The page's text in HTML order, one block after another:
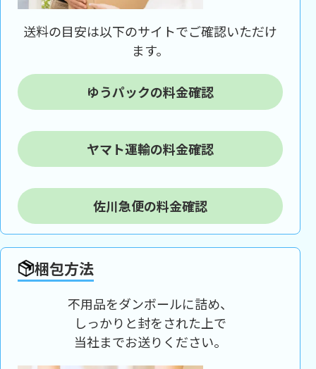
送料の目安は以下のサイトでご確認いただけ
ます。
ゆうパックの料金確認
ヤマト運輸の料金確認
佐川急便の料金確認
梱包方法
不用品をダンボールに詰め、
しっかりと封をされた上で
当社までお送りください。